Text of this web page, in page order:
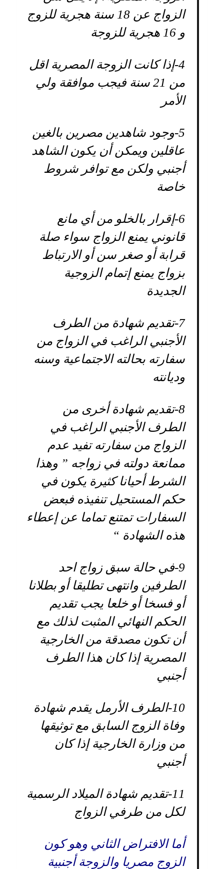
الزواج عن 18 سنة هجرية للزوج
و 16 هجرية للزوجة
4- إذا كانت الزوجة المصرية اقل
من 21 سنة فيجب موافقة ولي
الأمر
5- وجود شاهدين مصرين بالغين
عاقلين ويمكن أن يكون الشاهد
أجنبي ولكن مع توافر شروط
خاصة
6- إقرار بالخلو من أي مانع
قانوني يمنع الزواج سواء صلة
قرابة أو صغر سن أو الارتباط
بزواج يمنع إتمام الزوجية
الجديدة
7- تقديم شهادة من الطرف
الأجنبي الراغب في الزواج من
سفارته بحالته الاجتماعية وسنه
وديانته
8- تقديم شهادة أخرى من
الطرف الأجنبي الراغب في
الزواج من سفارته تفيد عدم
ممانعة دولته في زواجه ” وهذا
الشرط أحيانا كثيرة يكون في
حكم المستحيل تنفيذه فبعض
السفارات تمتنع تماما عن إعطاء
هذه الشهادة “
9- في حالة سبق زواج احد
الطرفين وانتهى تطليقا أو بطلانا
أو فسخا أو خلعا يجب تقديم
الحكم النهائي المثبت لذلك مع
أن تكون مصدقة من الخارجية
المصرية إذا كان هذا الطرف
أجنبي
10- الطرف الأرمل يقدم شهادة
وفاة الزوج السابق مع توثيقها
من وزارة الخارجية إذا كان
أجنبي
11- تقديم شهادة الميلاد الرسمية
لكل من طرفي الزواج
أما الافتراض الثاني وهو كون
الزوج مصريا والزوجة أجنبية